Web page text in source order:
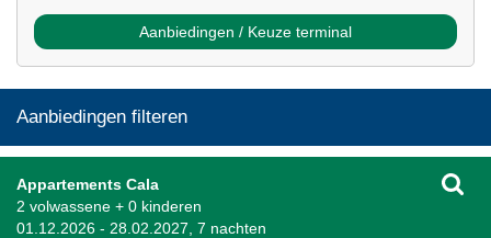
Aanbiedingen / Keuze terminal
Aanbiedingen filteren
Appartements Cala
2 volwassene + 0 kinderen
01.12.2026 - 28.02.2027, 7 nachten